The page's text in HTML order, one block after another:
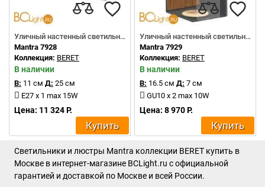
Уличный настенный светильник
Mantra 7928
Коллекция: BERET
В наличии
В: 11 см Д: 25 см
E27 x 1 max 15W
Цена: 11 324 Р.
Купить
Уличный настенный светильник
Mantra 7929
Коллекция: BERET
В наличии
В: 16.5 см Д: 7 см
GU10 x 2 max 10W
Цена: 8 970 Р.
Купить
Светильники и люстры Mantra коллекции BERET купить в
Москве в интернет-магазине BCLight.ru с официальной
гарантией и доставкой по Москве и всей России.